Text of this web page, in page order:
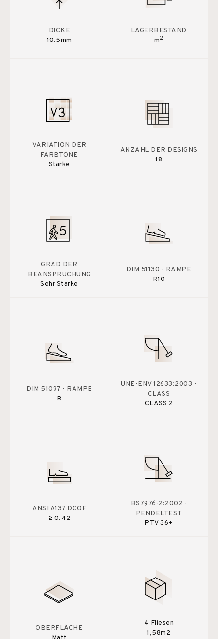
DICKE
10.5mm
LAGERBESTAND
m2
VARIATION DER
FARBTÖNE
Starke
ANZAHL DER DESIGNS
18
GRAD DER
BEANSPRUCHUNG
Sehr Starke
DIM 51130 - RAMPE
R10
DIM 51097 - RAMPE
B
UNE-ENV 12633:2003 -
CLASS
CLASS 2
ANSI A137 DCOF
≥ 0.42
BS7976-2:2002 -
PENDELTEST
PTV 36+
OBERFLÄCHE
4 Fliesen
1,58m2